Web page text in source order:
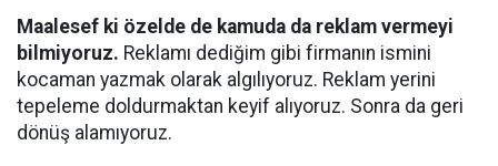
Maalesef ki özelde de kamuda da reklam vermeyi
bilmiyoruz. Reklamı dediğim gibi firmanın ismini
kocaman yazmak olarak algılıyoruz. Reklam yerini
tepeleme doldurmaktan keyif alıyoruz. Sonra da geri
dönüş alamıyoruz.